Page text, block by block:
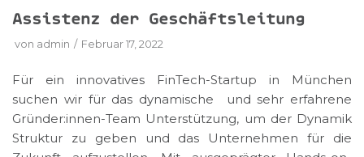
Assistenz der Geschäftsleitung
von admin Februar 17, 2022
Für ein innovatives FinTech-Startup in München
suchen wir für das dynamische und sehr erfahrene
Gründer:innen-Team Unterstützung, um der Dynamik
Struktur zu geben und das Unternehmen für die